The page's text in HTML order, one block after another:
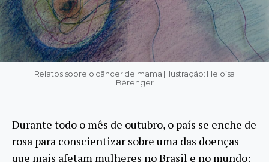
Relatos sobre o câncer de mama | Ilustração: Heloísa
Bérenger
Durante todo o mês de outubro, o país se enche de
rosa para conscientizar sobre uma das doenças
que mais afetam mulheres no Brasil e no mundo: